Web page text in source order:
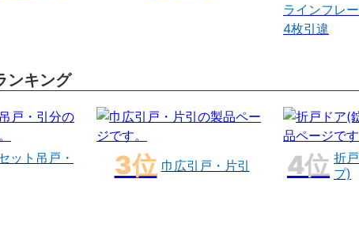
ラインフレ
4枚引違
ンキング
ット吊戸・
巾広引戸・片引
折
プ)